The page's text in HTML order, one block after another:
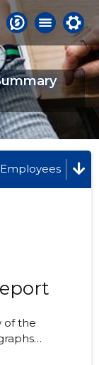
Employees
of the